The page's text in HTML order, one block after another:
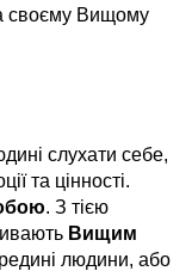
своєму Вищому
слухати себе,
та цінності.
. З тією
Вищим
людини, або